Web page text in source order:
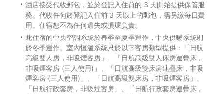
酒店接受代收郵包，並於登記入住前的 3 天開始提供保管服
務。代收任何於登記入住前 3 天以上的郵包，需另繳每日費
用。住宿恕不為任何遺失或損壞負責。
此住宿的中央空調系統於春季至夏季運作，中央供暖系統則
於冬季運作。室內恆溫系統只於以下客房類型提供：「日航
高級雙人房，非吸煙客房」、「日航高級雙人床房連疊床，
非吸煙客房 (三人使用)」、「日航高級雙床房連疊床，非吸
煙客房 (三人使用)」、「日航高級雙床房，非吸煙客房」、
「日航行政套房，非吸煙客房」、「日航行政套房連疊床，